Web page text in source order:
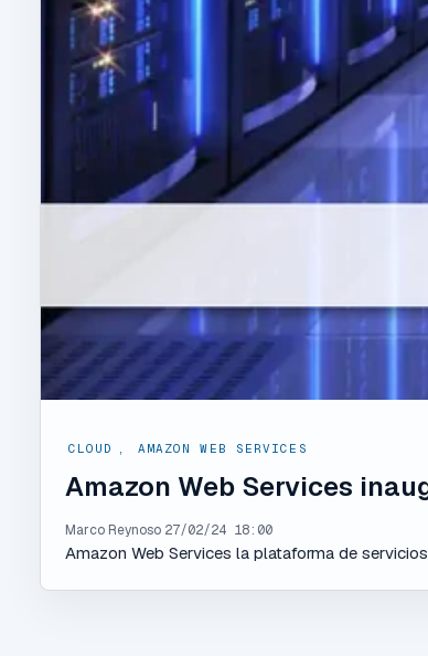
CLOUD AMAZON WEB SERVICES
Amazon Web Services
Marco Reynoso 27/02/24 18:00
Amazon Web Services la plataforma de